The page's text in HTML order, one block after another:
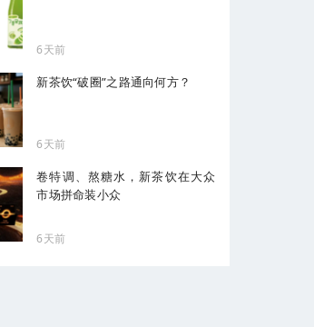
6天前
新茶饮“破圈”之路通向何方？
6天前
卷特调、熬糖水，新茶饮在大众
市场拼命装小众
6天前